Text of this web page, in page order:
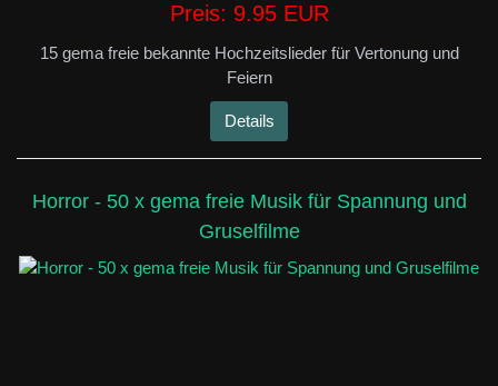
Preis: 9.95 EUR
15 gema freie bekannte Hochzeitslieder für Vertonung und
Feiern
Details
Horror - 50 x gema freie Musik für Spannung und
Gruselfilme